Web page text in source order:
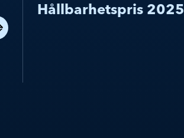
Hållbarhetspris 2025